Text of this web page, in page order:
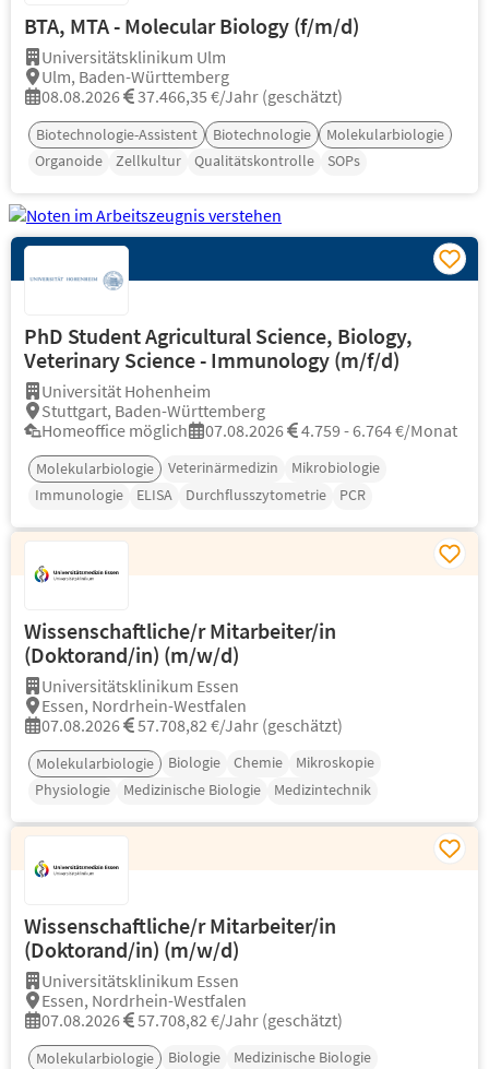
BTA, MTA - Molecular Biology (f/m/d)
Universitätsklinikum Ulm
Ulm, Baden-Württemberg
08.08.2026
37.466,35 €/Jahr (geschätzt)
Biotechnologie-Assistent Biotechnologie
Molekularbiologie
Organoide
Zellkultur Qualitätskontrolle SOPs
PhD Student Agricultural Science, Biology,
Veterinary Science - Immunology (m/f/d)
Universität Hohenheim
Stuttgart, Baden-Württemberg
Homeoffice möglich
07.08.2026 4.759 - 6.764 €/Monat
Molekularbiologie Veterinärmedizin
Mikrobiologie
Immunologie
ELISA Durchflusszytometrie PCR
Wissenschaftliche/r Mitarbeiter/in
(Doktorand/in) (m/w/d)
Universitätsklinikum Essen
Essen, Nordrhein-Westfalen
07.08.2026
57.708,82 €/Jahr (geschätzt)
Molekularbiologie Biologie Chemie
Mikroskopie
Physiologie
Medizinische Biologie Medizintechnik
Wissenschaftliche/r Mitarbeiter/in
(Doktorand/in) (m/w/d)
Universitätsklinikum Essen
Essen, Nordrhein-Westfalen
07.08.2026
57.708,82 €/Jahr (geschätzt)
Molekularbiologie Biologie
Medizinische Biologie